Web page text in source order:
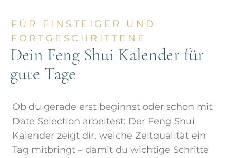
FÜR EINSTEIGER UND
FORTGESCHRITTENE
Dein Feng Shui Kalender für
gute Tage
Ob du gerade erst beginnst oder schon mit
Date Selection arbeitest: Der Feng Shui
Kalender zeigt dir, welche Zeitqualität ein
Tag mitbringt – damit du wichtige Schritte